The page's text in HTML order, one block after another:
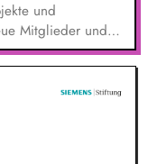
und
Mitglieder und
Naturschutz. Du
Klimaschutz nach
Kampagnen
von